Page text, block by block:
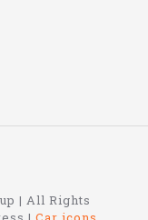
| All Rights